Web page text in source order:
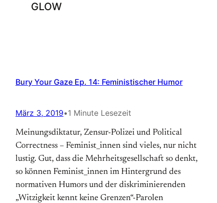
GLOW
Bury Your Gaze Ep. 14: Feministischer Humor
März 3, 2019•1 Minute Lesezeit
Meinungsdiktatur, Zensur-Polizei und Political
Correctness – Feminist_innen sind vieles, nur nicht
lustig. Gut, dass die Mehrheitsgesellschaft so denkt,
so können Feminist_innen im Hintergrund des
normativen Humors und der diskriminierenden
„Witzigkeit kennt keine Grenzen“-Parolen